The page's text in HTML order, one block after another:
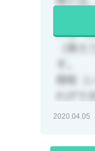
2020.04.05